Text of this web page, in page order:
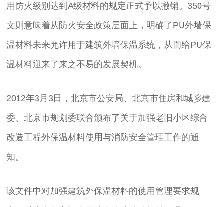
用防火级别达到A级材料的规定正式予以撤销。350号
文则意味着从防火安全政策层面上，明确了PU外墙保
温材料未来允许用于建筑外墙保温系统，从而给PU保
温材料迎来了来之不易的发展契机。
2012年3月3日，北京市公安局、北京市住房和城乡建
委、北京市规划委联合颁布了关于加强老旧小区综合
改造工程外保温材料使用与消防安全管理工作的通
知。
该文件中对加强建筑外保温材料的使用管理要求规